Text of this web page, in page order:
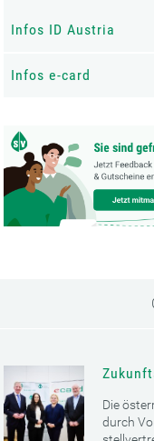
Infos ID Austria
Infos e-card
Die
durch